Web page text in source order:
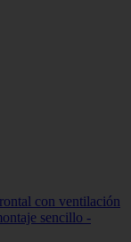
con ventilación
sencillo -